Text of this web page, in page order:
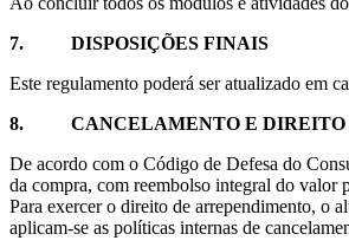
7. DISPOSIÇÕES FINAIS
Este regulamento poderá ser atualizado em
8. CANCELAMENTO E
De acordo com o Código de Defesa do
da compra, com reembolso integral do valor
Para exercer o direito de arrependimento, o
aplicam-se as políticas internas de